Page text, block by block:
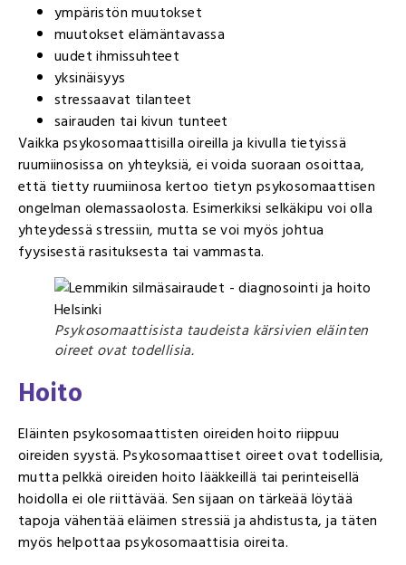
ympäristön muutokset
muutokset elämäntavassa
uudet ihmissuhteet
yksinäisyys
stressaavat tilanteet
sairauden tai kivun tunteet
Vaikka psykosomaattisilla oireilla ja kivulla tietyissä
ruumiinosissa on yhteyksiä, ei voida suoraan osoittaa,
että tietty ruumiinosa kertoo tietyn psykosomaattisen
ongelman olemassaolosta. Esimerkiksi selkäkipu voi olla
yhteydessä stressiin, mutta se voi myös johtua
fyysisestä rasituksesta tai vammasta.
Psykosomaattisista taudeista kärsivien eläinten
oireet ovat todellisia.
Hoito
Eläinten psykosomaattisten oireiden hoito riippuu
oireiden syystä. Psykosomaattiset oireet ovat todellisia,
mutta pelkkä oireiden hoito lääkkeillä tai perinteisellä
hoidolla ei ole riittävää. Sen sijaan on tärkeää löytää
tapoja vähentää eläimen stressiä ja ahdistusta, ja täten
myös helpottaa psykosomaattisia oireita.